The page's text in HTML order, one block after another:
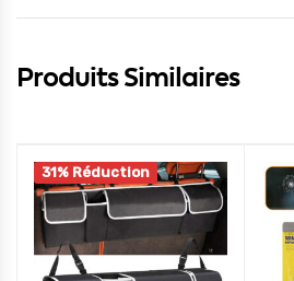
Produits Similaires
31% Réduction